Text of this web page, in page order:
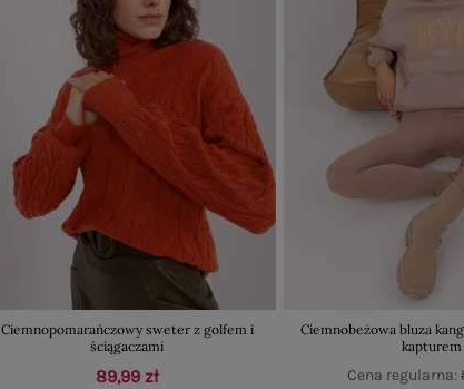
Ciemnopomarańczowy sweter z golfem i
ściągaczami
89,99 zł
Ciemnobeżowa bluza
kapturem
Cena regularna: